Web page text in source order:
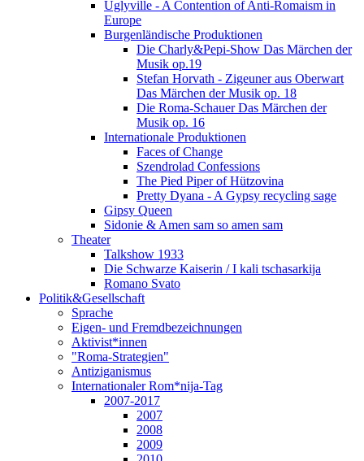
Uglyville - A Contention of Anti-Romaism in
Europe
Burgenländische Produktionen
Die Charly&Pepi-Show Das Märchen der
Musik op.19
Stefan Horvath - Zigeuner aus Oberwart
Das Märchen der Musik op. 18
Die Roma-Schauer Das Märchen der
Musik op. 16
Internationale Produktionen
Faces of Change
Szendrolad Confessions
The Pied Piper of Hützovina
Pretty Dyana - A Gypsy recycling sage
Gipsy Queen
Sidonie & Amen sam so amen sam
Theater
Talkshow 1933
Die Schwarze Kaiserin / I kali tschasarkija
Romano Svato
Politik&Gesellschaft
Sprache
Eigen- und Fremdbezeichnungen
Aktivist*innen
"Roma-Strategien"
Antiziganismus
Internationaler Rom*nija-Tag
2007-2017
2007
2008
2009